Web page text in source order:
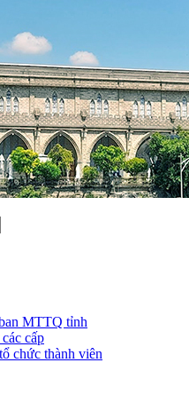
MTTQ tỉnh
cấp
chức thành viên